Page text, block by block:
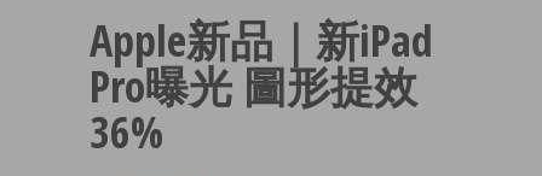
Apple新品｜新iPad
Pro曝光 圖形提效
36%